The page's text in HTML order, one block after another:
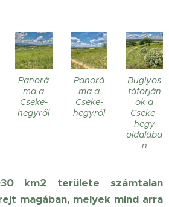
Panorá
ma a
Cseke-
hegyről
Panorá
ma a
Cseke-
hegyről
Buglyos
tátorján
ok a
Cseke-
hegy
oldalába
n
km2 területe számtalan
magában, melyek mind arra